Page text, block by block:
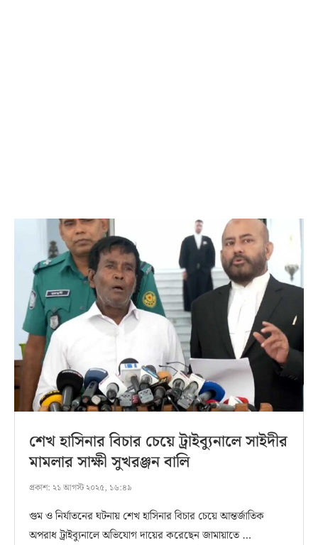
শেখ হাসিনার বিচার চেয়ে ট্রাইব্যুনালে সাইদীর
মামলার সাক্ষী সুখরঞ্জন বালি
প্রকাশ: ২১ আগস্ট ২০২৫, ১৬:৪৯
গুম ও নির্যাতনের ঘটনায় শেখ হাসিনার বিচার চেয়ে আন্তর্জাতিক
অপরাধ ট্রাইব্যুনালে অভিযোগ দায়ের করেছেন জামায়াতে …